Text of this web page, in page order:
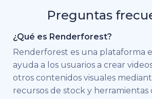
Preguntas
¿Qué es Renderforest?
Renderforest es una plataforma
ayuda a los usuarios a crear
otros contenidos visuales
recursos de stock y herramientas